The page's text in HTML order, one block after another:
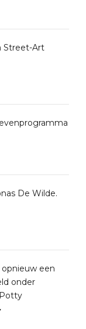
Street-Art
De Wilde.
een
onder